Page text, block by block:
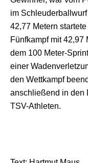
im
42,77 Metern
Fünfkampf mit 42,97
dem 100 Meter-
einer
den Wettkampf
anschließend in den
TSV-Athleten.